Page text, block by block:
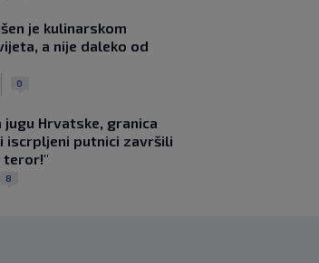
je kulinarskom
a nije daleko od
0
Hrvatske, granica
iscrpljeni putnici završili
teror!"
8